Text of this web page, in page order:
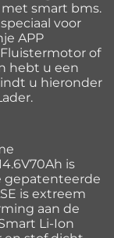
met smart bms.
voor
APP
of
hebt u een
u hieronder
is
gepatenteerde
is extreem
aan de
Li-Ion